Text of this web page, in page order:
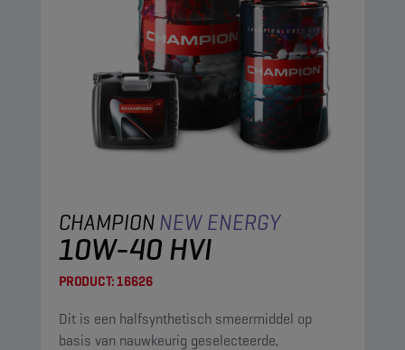
CHAMPIONNEW ENERGY
10W-40 HVI
PRODUCT:16626
Dit is een halfsynthetisch smeermiddel op
basis van nauwkeurig geselecteerde,